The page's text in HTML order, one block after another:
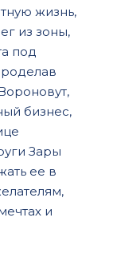
жизнь,
из зоны,
под
бизнес,
Зары
ее в
и